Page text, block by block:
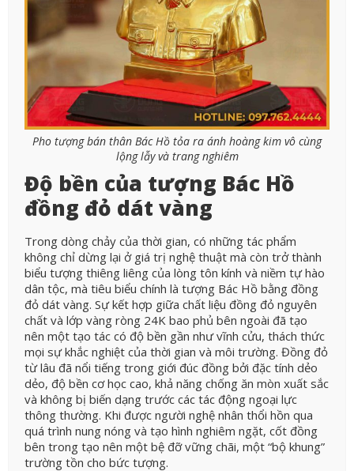
Pho tượng bán thân Bác Hồ tỏa ra ánh hoàng kim vô cùng
lộng lẫy và trang nghiêm
Độ bền của tượng Bác Hồ
đồng đỏ dát vàng
Trong dòng chảy của thời gian, có những tác phẩm
không chỉ dừng lại ở giá trị nghệ thuật mà còn trở thành
biểu tượng thiêng liêng của lòng tôn kính và niềm tự hào
dân tộc, mà tiêu biểu chính là tượng Bác Hồ bằng đồng
đỏ dát vàng. Sự kết hợp giữa chất liệu đồng đỏ nguyên
chất và lớp vàng ròng 24K bao phủ bên ngoài đã tạo
nên một tạo tác có độ bền gần như vĩnh cửu, thách thức
mọi sự khắc nghiệt của thời gian và môi trường. Đồng đỏ
từ lâu đã nổi tiếng trong giới đúc đồng bởi đặc tính dẻo
dẻo, độ bền cơ học cao, khả năng chống ăn mòn xuất sắc
và không bị biến dạng trước các tác động ngoại lực
thông thường. Khi được người nghệ nhân thổi hồn qua
quá trình nung nóng và tạo hình nghiêm ngặt, cốt đồng
bên trong tạo nên một bệ đỡ vững chãi, một “bộ khung”
trường tồn cho bức tượng.